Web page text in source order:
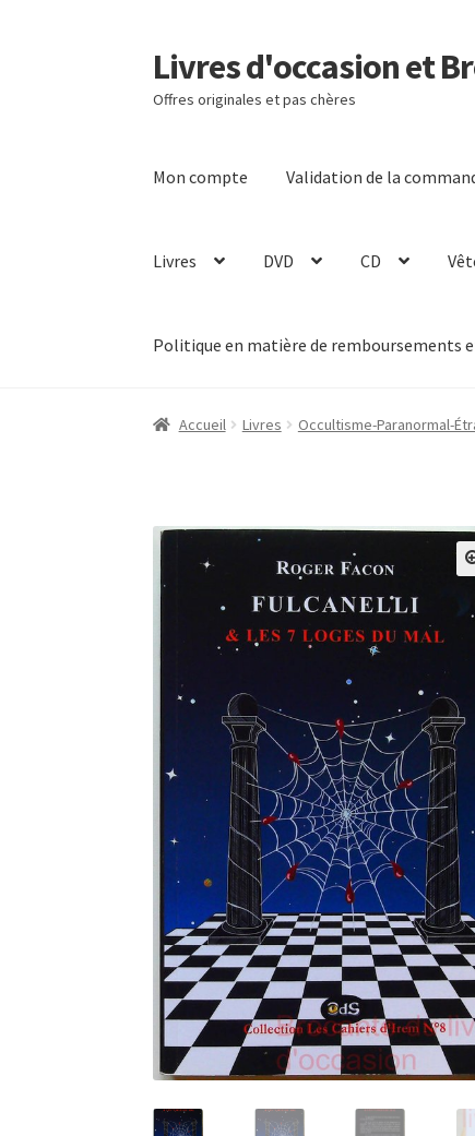
Aller
à
la
Aller
au
contenu
Livres d'occasion et
Offres originales et pas chères
Mon compte Validation de la
Livres DVD CD
Politique en matière de remboursements
Accueil Livres Occultisme-Paranormal-